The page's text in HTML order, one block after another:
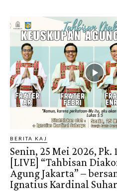
BERITA KAJ
Senin, 25 Mei 2026, Pk.
[LIVE] “Tahbisan
Agung Jakarta” –
Ignatius Kardinal